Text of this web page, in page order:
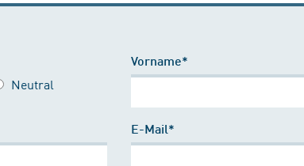
Neutral
Vorname*
E-Mail*